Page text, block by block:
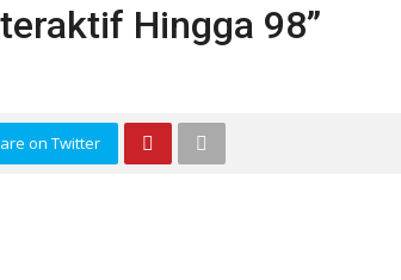
Hingga 98”
on Twitter